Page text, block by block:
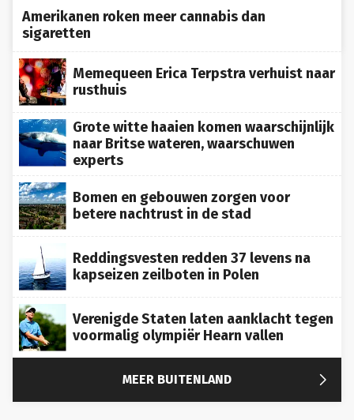
Amerikanen roken meer cannabis dan
sigaretten
Memequeen Erica Terpstra verhuist naar
rusthuis
Grote witte haaien komen waarschijnlijk
naar Britse wateren, waarschuwen
experts
Bomen en gebouwen zorgen voor
betere nachtrust in de stad
Reddingsvesten redden 37 levens na
kapseizen zeilboten in Polen
Verenigde Staten laten aanklacht tegen
voormalig olympiër Hearn vallen
MEER BUITENLAND 